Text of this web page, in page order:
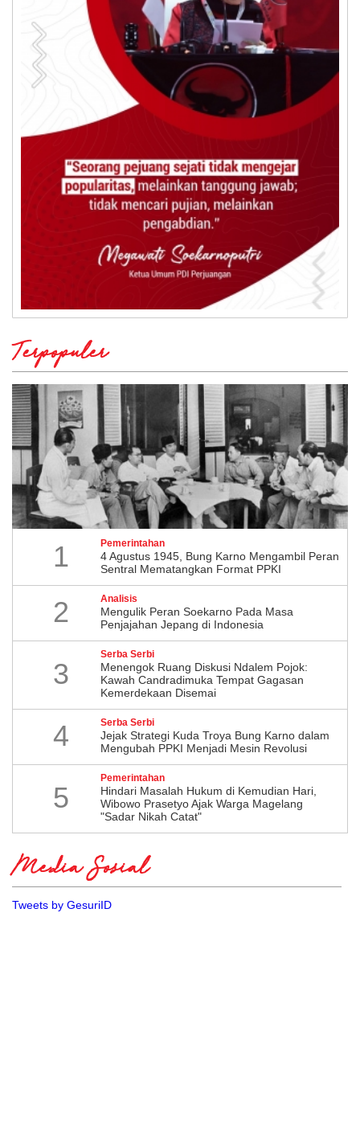
Terpopuler
1 Pemerintahan
4 Agustus 1945, Bung Karno Mengambil Peran
Sentral Mematangkan Format PPKI
2 Analisis
Mengulik Peran Soekarno Pada Masa
Penjajahan Jepang di Indonesia
3
Serba Serbi
Menengok Ruang Diskusi Ndalem Pojok:
Kawah Candradimuka Tempat Gagasan
Kemerdekaan Disemai
4 Serba Serbi
Jejak Strategi Kuda Troya Bung Karno dalam
Mengubah PPKI Menjadi Mesin Revolusi
5
Pemerintahan
Hindari Masalah Hukum di Kemudian Hari,
Wibowo Prasetyo Ajak Warga Magelang
"Sadar Nikah Catat"
Media Sosial
Tweets by GesuriID